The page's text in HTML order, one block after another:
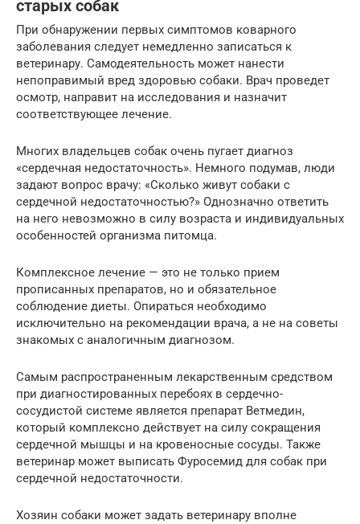
старых собак
При обнаружении первых симптомов коварного
заболевания следует немедленно записаться к
ветеринару. Самодеятельность может нанести
непоправимый вред здоровью собаки. Врач проведет
осмотр, направит на исследования и назначит
соответствующее лечение.
Многих владельцев собак очень пугает диагноз
«сердечная недостаточность». Немного подумав, люди
задают вопрос врачу: «Сколько живут собаки с
сердечной недостаточностью?» Однозначно ответить
на него невозможно в силу возраста и индивидуальных
особенностей организма питомца.
Комплексное лечение — это не только прием
прописанных препаратов, но и обязательное
соблюдение диеты. Опираться необходимо
исключительно на рекомендации врача, а не на советы
знакомых с аналогичным диагнозом.
Самым распространенным лекарственным средством
при диагностированных перебоях в сердечно-
сосудистой системе является препарат Ветмедин,
который комплексно действует на силу сокращения
сердечной мышцы и на кровеносные сосуды. Также
ветеринар может выписать Фуросемид для собак при
сердечной недостаточности.
Хозяин собаки может задать ветеринару вполне